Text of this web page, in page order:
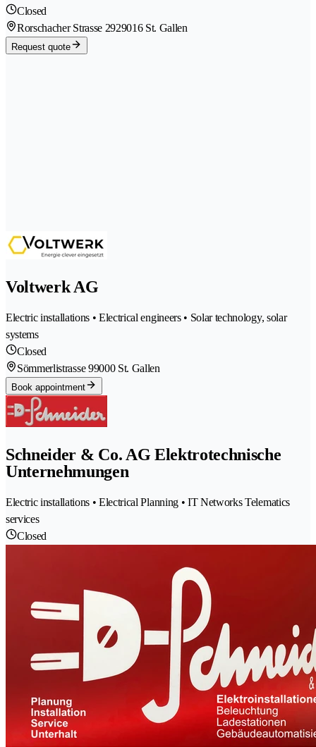
Closed
Rorschacher Strasse 2929016 St. Gallen
Request quote
Voltwerk AG
Electric installations • Electrical engineers • Solar technology, solar
systems
Closed
Sömmerlistrasse 99000 St. Gallen
Book appointment
Schneider & Co. AG Elektrotechnische
Unternehmungen
Electric installations • Electrical Planning • IT Networks Telematics
services
Closed